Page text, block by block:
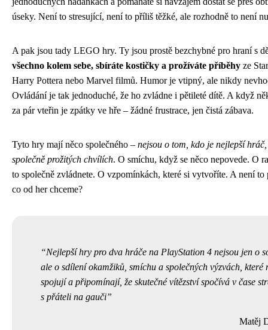
úseky. Není to stresující, není to příliš těžké, ale rozhodně to není
A pak jsou tady LEGO hry. Ty jsou prostě bezchybné pro hraní s
všechno kolem sebe, sbíráte kostičky a prožíváte příběhy ze
Harry Pottera nebo Marvel filmů. Humor je vtipný, ale nikdy
Ovládání je tak jednoduché, že ho zvládne i pětileté dítě. A když
za pár vteřin je zpátky ve hře – žádné frustrace, jen čistá zábava.
Tyto hry mají něco společného – nejsou o tom, kdo je nejlepší
společně prožitých chvílích. O smíchu, když se něco nepovede. O
to společně zvládnete. O vzpomínkách, které si vytvoříte. A není to
co od her chceme?
Nejlepší hry pro dva hráče na PlayStation 4 nejsou jen o
ale o sdílení okamžiků, smíchu a společných výzvách, které
spojují a připomínají, že skutečné vítězství spočívá v čase
s přáteli na gauči
Matěj